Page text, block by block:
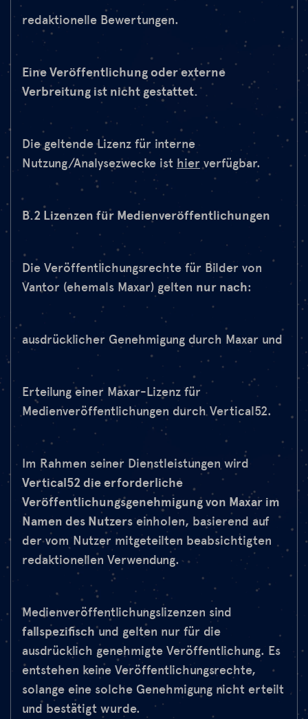
redaktionelle Bewertungen.
Eine Veröffentlichung oder externe
Verbreitung ist nicht gestattet.
Die geltende Lizenz für interne
Nutzung/Analysezwecke ist hier verfügbar.
B.2 Lizenzen für Medienveröffentlichungen
Die Veröffentlichungsrechte für Bilder von
Vantor (ehemals Maxar) gelten nur nach:
ausdrücklicher Genehmigung durch Maxar und
Erteilung einer Maxar-Lizenz für
Medienveröffentlichungen durch Vertical52.
Im Rahmen seiner Dienstleistungen wird
Vertical52 die erforderliche
Veröffentlichungsgenehmigung von Maxar im
Namen des Nutzerseinholen, basierend auf
der vom Nutzer mitgeteilten beabsichtigten
redaktionellen Verwendung.
Medienveröffentlichungslizenzen sind
fallspezifischund gelten nur für die
ausdrücklich genehmigte Veröffentlichung. Es
entstehen keine Veröffentlichungsrechte,
solange eine solche Genehmigung nicht erteilt
und bestätigt wurde.